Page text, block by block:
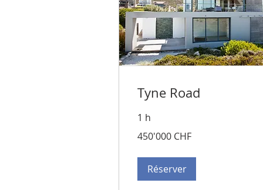
Tyne Road
1 h
francs
450'000 CHF
Réserver